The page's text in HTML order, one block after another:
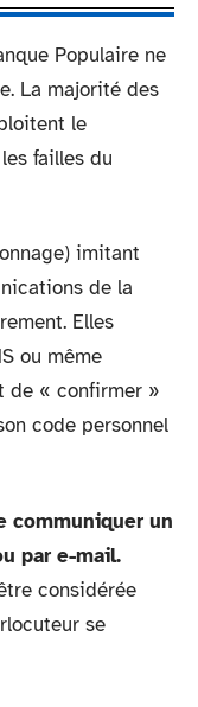
Populaire ne
La majorité des
le
failles du
imitant
de la
Elles
ou même
de « confirmer »
code personnel
communiquer un
par e-mail.
considérée
se